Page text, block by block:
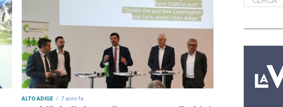
ALTO ADIGE 7 anni fa